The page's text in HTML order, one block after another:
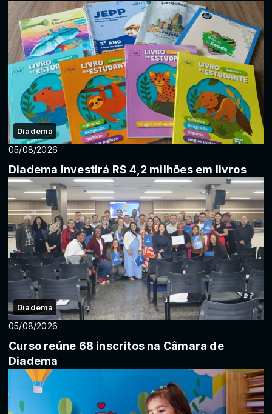
Diadema
05/08/2026
Diadema investirá R$ 4,2 milhões em livros
Diadema
05/08/2026
Curso reúne 68 inscritos na Câmara de
Diadema